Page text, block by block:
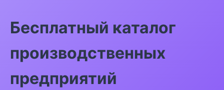
Бесплатный каталог
производственных
предприятий